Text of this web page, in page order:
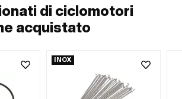
di ciclomotori
acquistato
INOX